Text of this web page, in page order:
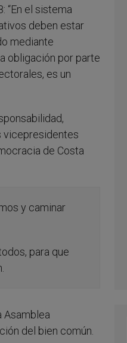
“En el sistema
deben estar
mediante
obligación por parte
es un
vicepresidentes
de Costa
y caminar
para que
Asamblea
del bien común.